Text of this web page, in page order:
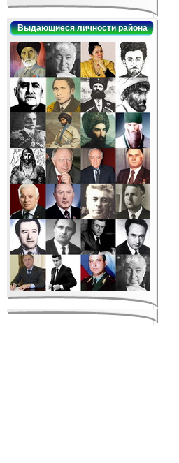
Выдающиеся личности района